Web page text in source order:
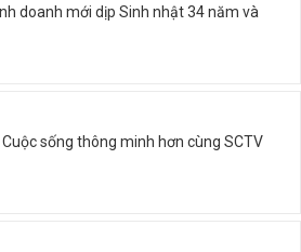
doanh mới dịp Sinh nhật 34 năm và
sống thông minh hơn cùng SCTV